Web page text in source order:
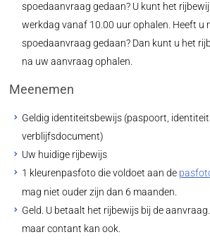
spoedaanvraag gedaan? U kunt het
werkdag vanaf 10.00 uur ophalen. Heeft u
spoedaanvraag gedaan? Dan kunt u het
na uw aanvraag ophalen.
Meenemen
Geldig identiteitsbewijs (paspoort,
verblijfsdocument)
Uw huidige rijbewijs
1 kleurenpasfoto die voldoet aan de
mag niet ouder zijn dan 6 maanden.
Geld. U betaalt het rijbewijs bij de
maar contant kan ook.